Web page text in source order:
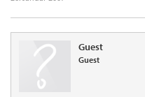
Guest
Guest